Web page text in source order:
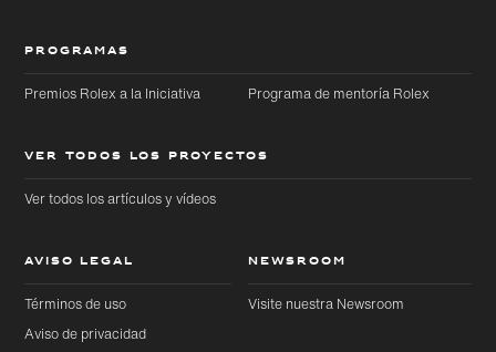
PROGRAMAS
Premios Rolex a la Iniciativa Programa de mentoría Rolex
VER TODOS LOS PROYECTOS
Ver todos los artículos y vídeos
AVISO LEGAL
Términos de uso
Aviso de privacidad
NEWSROOM
Visite nuestra Newsroom